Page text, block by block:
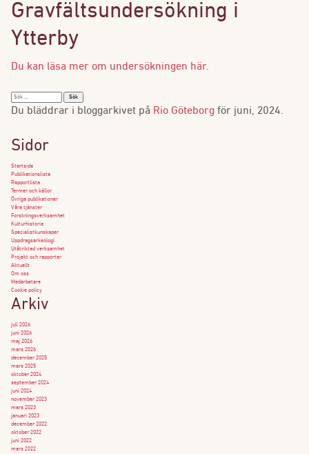
Gravfältsundersökning i
Ytterby
Du kan läsa mer om undersökningen här.
Sök
efter:
Du bläddrar i bloggarkivet på Rio Göteborg för juni, 2024.
Sidor
Startsida
Publikationslista
Rapportlista
Termer och källor
Övriga publikationer
Våra tjänster
Forskningsverksamhet
Kulturhistoria
Specialistkunskaper
Uppdragsarkeologi
Utåtriktad verksamhet
Projekt och rapporter
Aktuellt
Om oss
Medarbetare
Cookie policy
Arkiv
juli 2026
juni 2026
maj 2026
mars 2026
december 2025
mars 2025
oktober 2024
september 2024
juni 2024
november 2023
mars 2023
januari 2023
december 2022
oktober 2022
juni 2022
mars 2022